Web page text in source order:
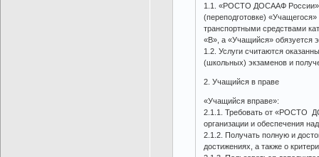
1.1. «РОСТО ДОСААФ России»
(переподготовке)
транспортными средствами
«B», а «Учащийся» обязуется
1.2. Услуги считаются
(школьных) экзаменов и
2. Учащийся в праве
«Учащийся вправе»:
2.1.1. Требовать от «РОСТО
организации и обеспечения
2.1.2. Получать полную и
достижениях, а также о